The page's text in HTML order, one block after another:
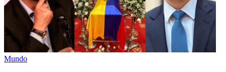
Mundo